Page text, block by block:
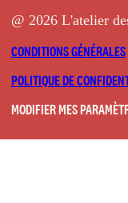
@ 2026 L'atelier
CONDITIONS GÉNÉRALES
POLITIQUE DE
MODIFIER MES